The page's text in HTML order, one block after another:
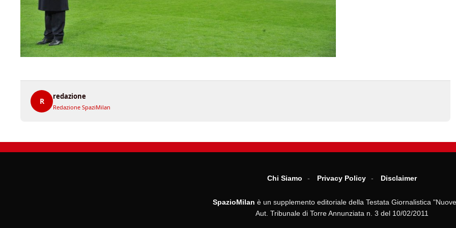
R
redazione
Redazione SpaziMilan
Chi Siamo Privacy Policy Disclaimer
SpazioMilan è un supplemento editoriale della Testata Giornalistica
Aut. Tribunale di Torre Annunziata n. 3 del 10/02/2011